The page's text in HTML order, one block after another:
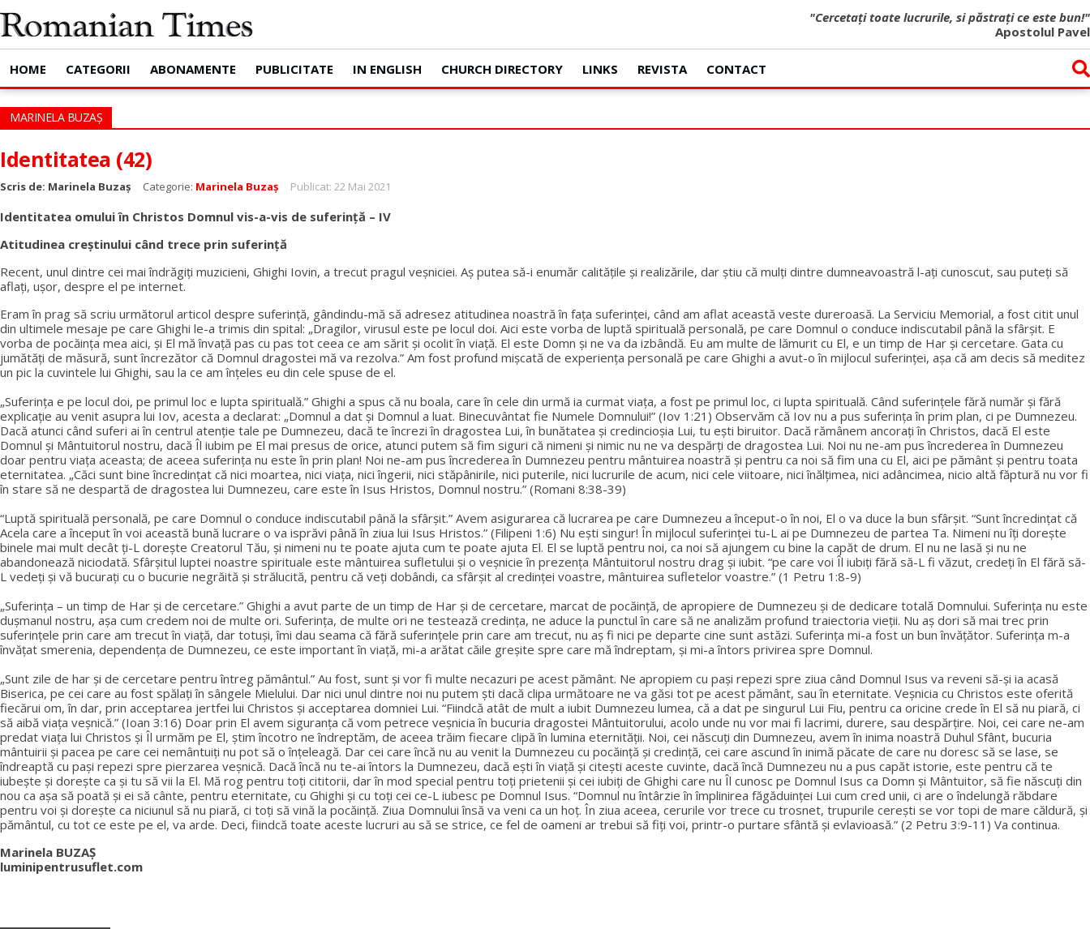
"Cercetați toate lucrurile, si păstrați ce este bun!"
Apostolul Pavel
HOME CATEGORII ABONAMENTE PUBLICITATE IN ENGLISH CHURCH DIRECTORY LINKS REVISTA CONTACT
MARINELA BUZAȘ
Identitatea (42)
Scris de: Marinela Buzaș Categorie: Marinela Buzaș Publicat: 22 Mai 2021
Identitatea omului în Christos Domnul vis-a-vis de suferință – IV
Atitudinea creștinului când trece prin suferință
Recent, unul dintre cei mai îndrăgiți muzicieni, Ghighi Iovin, a trecut pragul veșniciei. Aș putea să-i enumăr calitățile și realizările, dar știu că mulți dintre dumneavoastră l-ați cunoscut, sau puteți să
aflați, ușor, despre el pe internet.
Eram în prag să scriu următorul articol despre suferință, gândindu-mă să adresez atitudinea noastră în fața suferinței, când am aflat această veste dureroasă. La Serviciu Memorial, a fost citit unul
din ultimele mesaje pe care Ghighi le-a trimis din spital: „Dragilor, virusul este pe locul doi. Aici este vorba de luptă spirituală personală, pe care Domnul o conduce indiscutabil până la sfârșit. E
vorba de pocăința mea aici, și El mă învață pas cu pas tot ceea ce am sărit și ocolit în viață. El este Domn și ne va da izbândă. Eu am multe de lămurit cu El, e un timp de Har și cercetare. Gata cu
jumătăți de măsură, sunt încrezător că Domnul dragostei mă va rezolva.” Am fost profund mișcată de experiența personală pe care Ghighi a avut-o în mijlocul suferinței, așa că am decis să meditez
un pic la cuvintele lui Ghighi, sau la ce am înțeles eu din cele spuse de el.
„Suferința e pe locul doi, pe primul loc e lupta spirituală.” Ghighi a spus că nu boala, care în cele din urmă ia curmat viața, a fost pe primul loc, ci lupta spirituală. Când suferințele fără număr și fără
explicație au venit asupra lui Iov, acesta a declarat: „Domnul a dat şi Domnul a luat. Binecuvântat fie Numele Domnului!” (Iov 1:21) Observăm că Iov nu a pus suferința în prim plan, ci pe Dumnezeu.
Dacă atunci când suferi ai în centrul atenție tale pe Dumnezeu, dacă te încrezi în dragostea Lui, în bunătatea și credincioșia Lui, tu ești biruitor. Dacă rămânem ancorați în Christos, dacă El este
Domnul și Mântuitorul nostru, dacă Îl iubim pe El mai presus de orice, atunci putem să fim siguri că nimeni și nimic nu ne va despărți de dragostea Lui. Noi nu ne-am pus încrederea în Dumnezeu
doar pentru viața aceasta; de aceea suferința nu este în prin plan! Noi ne-am pus încrederea în Dumnezeu pentru mântuirea noastră și pentru ca noi să fim una cu El, aici pe pământ și pentru toata
eternitatea. „Căci sunt bine încredinţat că nici moartea, nici viaţa, nici îngerii, nici stăpânirile, nici puterile, nici lucrurile de acum, nici cele viitoare, nici înălţimea, nici adâncimea, nicio altă făptură nu vor fi
în stare să ne despartă de dragostea lui Dumnezeu, care este în Isus Hristos, Domnul nostru.” (Romani 8:38-39)
“Luptă spirituală personală, pe care Domnul o conduce indiscutabil până la sfârșit.” Avem asigurarea că lucrarea pe care Dumnezeu a început-o în noi, El o va duce la bun sfârșit. “Sunt încredinţat că
Acela care a început în voi această bună lucrare o va isprăvi până în ziua lui Isus Hristos.” (Filipeni 1:6) Nu ești singur! În mijlocul suferinței tu-L ai pe Dumnezeu de partea Ta. Nimeni nu îți dorește
binele mai mult decât ți-L dorește Creatorul Tău, și nimeni nu te poate ajuta cum te poate ajuta El. El se luptă pentru noi, ca noi să ajungem cu bine la capăt de drum. El nu ne lasă și nu ne
abandonează niciodată. Sfârșitul luptei noastre spirituale este mântuirea sufletului și o veșnicie în prezența Mântuitorul nostru drag și iubit. “pe care voi Îl iubiţi fără să-L fi văzut, credeţi în El fără să-
L vedeţi şi vă bucuraţi cu o bucurie negrăită şi strălucită, pentru că veţi dobândi, ca sfârşit al credinţei voastre, mântuirea sufletelor voastre.” (1 Petru 1:8-9)
„Suferința – un timp de Har și de cercetare.” Ghighi a avut parte de un timp de Har și de cercetare, marcat de pocăință, de apropiere de Dumnezeu și de dedicare totală Domnului. Suferința nu este
dușmanul nostru, așa cum credem noi de multe ori. Suferința, de multe ori ne testează credința, ne aduce la punctul în care să ne analizăm profund traiectoria vieții. Nu aș dori să mai trec prin
suferințele prin care am trecut în viață, dar totuși, îmi dau seama că fără suferințele prin care am trecut, nu aș fi nici pe departe cine sunt astăzi. Suferința mi-a fost un bun învățător. Suferința m-a
învățat smerenia, dependența de Dumnezeu, ce este important în viață, mi-a arătat căile greșite spre care mă îndreptam, și mi-a întors privirea spre Domnul.
„Sunt zile de har și de cercetare pentru întreg pământul.” Au fost, sunt și vor fi multe necazuri pe acest pământ. Ne apropiem cu pași repezi spre ziua când Domnul Isus va reveni să-și ia acasă
Biserica, pe cei care au fost spălați în sângele Mielului. Dar nici unul dintre noi nu putem ști dacă clipa următoare ne va găsi tot pe acest pământ, sau în eternitate. Veșnicia cu Christos este oferită
fiecărui om, în dar, prin acceptarea jertfei lui Christos și acceptarea domniei Lui. “Fiindcă atât de mult a iubit Dumnezeu lumea, că a dat pe singurul Lui Fiu, pentru ca oricine crede în El să nu piară, ci
să aibă viaţa veşnică.” (Ioan 3:16) Doar prin El avem siguranța că vom petrece veșnicia în bucuria dragostei Mântuitorului, acolo unde nu vor mai fi lacrimi, durere, sau despărțire. Noi, cei care ne-am
predat viața lui Christos și Îl urmăm pe El, știm încotro ne îndreptăm, de aceea trăim fiecare clipă în lumina eternității. Noi, cei născuți din Dumnezeu, avem în inima noastră Duhul Sfânt, bucuria
mântuirii și pacea pe care cei nemântuiți nu pot să o înțeleagă. Dar cei care încă nu au venit la Dumnezeu cu pocăință și credință, cei care ascund în inimă păcate de care nu doresc să se lase, se
îndreaptă cu pași repezi spre pierzarea veșnică. Dacă încă nu te-ai întors la Dumnezeu, dacă ești în viață și citești aceste cuvinte, dacă încă Dumnezeu nu a pus capăt istorie, este pentru că te
iubește și dorește ca și tu să vii la El. Mă rog pentru toți cititorii, dar în mod special pentru toți prietenii și cei iubiți de Ghighi care nu Îl cunosc pe Domnul Isus ca Domn și Mântuitor, să fie născuți din
nou ca așa să poată și ei să cânte, pentru eternitate, cu Ghighi și cu toți cei ce-L iubesc pe Domnul Isus. “Domnul nu întârzie în împlinirea făgăduinţei Lui cum cred unii, ci are o îndelungă răbdare
pentru voi şi doreşte ca niciunul să nu piară, ci toţi să vină la pocăinţă. Ziua Domnului însă va veni ca un hoţ. În ziua aceea, cerurile vor trece cu trosnet, trupurile cereşti se vor topi de mare căldură, şi
pământul, cu tot ce este pe el, va arde. Deci, fiindcă toate aceste lucruri au să se strice, ce fel de oameni ar trebui să fiţi voi, printr-o purtare sfântă şi evlavioasă.” (2 Petru 3:9-11) Va continua.
Marinela BUZAȘ
luminipentrusuflet.com